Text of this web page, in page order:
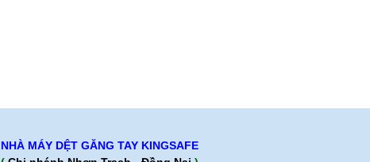
NHÀ MÁY DỆT GĂNG TAY KINGSAFE